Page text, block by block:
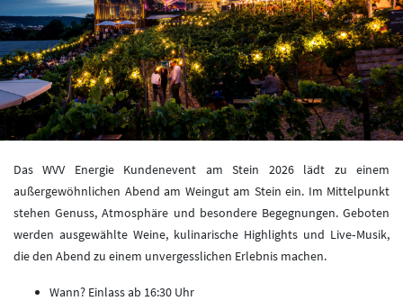
Das WVV Energie Kundenevent am Stein 2026 lädt zu einem
außergewöhnlichen Abend am Weingut am Stein ein. Im Mittelpunkt
stehen Genuss, Atmosphäre und besondere Begegnungen. Geboten
werden ausgewählte Weine, kulinarische Highlights und Live‑Musik,
die den Abend zu einem unvergesslichen Erlebnis machen.
Wann? Einlass ab 16:30 Uhr